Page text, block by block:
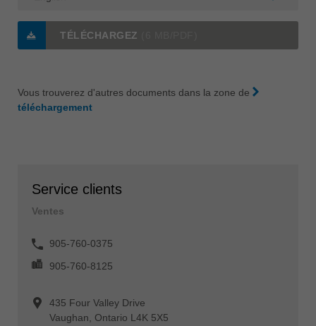
TÉLÉCHARGEZ
Vous trouverez d'autres documents dans la zone de
téléchargement
Service clients
Ventes
905-760-0375
905-760-8125
435 Four Valley Drive
Vaughan, Ontario L4K 5X5